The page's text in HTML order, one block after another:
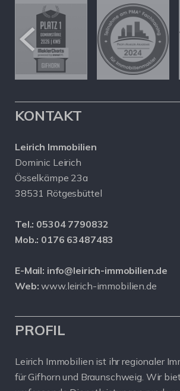
KONTAKT
Leirich Immobilien
Dominic Leirich
Össelkämpe 23a
38531 Rötgesbüttel
Tel.: 05304 7790832
Mob.: 0176 63487483
E-Mail: info@leirich-immobilien.de
Web: www.leirich-immobilien.de
PROFIL
Leirich Immobilien ist ihr regionaler
für Gifhorn und Braunschweig. Wir